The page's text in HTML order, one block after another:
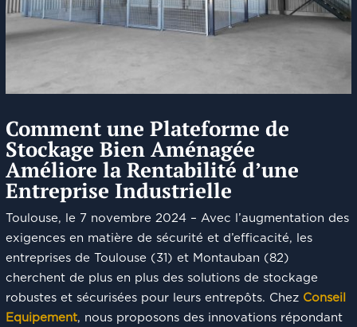
Comment une Plateforme de
Stockage Bien Aménagée
Améliore la Rentabilité d’une
Entreprise Industrielle
Toulouse, le 7 novembre 2024 – Avec l’augmentation des
exigences en matière de sécurité et d’efficacité, les
entreprises de Toulouse (31) et Montauban (82)
cherchent de plus en plus des solutions de stockage
robustes et sécurisées pour leurs entrepôts. Chez Conseil
Equipement, nous proposons des innovations répondant